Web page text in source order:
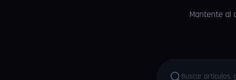
Mantente al